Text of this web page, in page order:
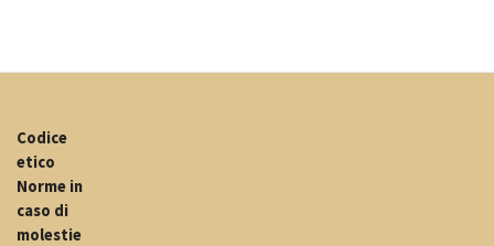
Codice
etico
Norme in
caso di
molestie